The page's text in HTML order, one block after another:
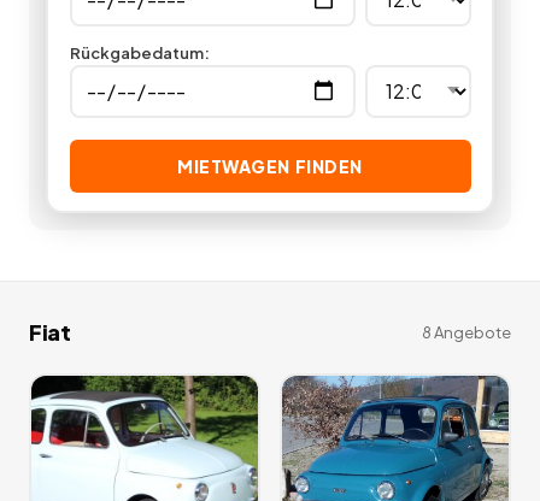
Rückgabedatum:
MIETWAGEN FINDEN
Fiat 8Angebote